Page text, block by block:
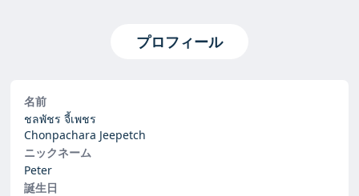
プロフィール
名前
ชลพัชร จี้เพชร
Chonpachara Jeepetch
ニックネーム
Peter
誕生日